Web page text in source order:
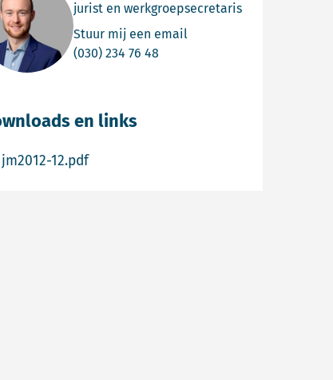
jurist en werkgroepsecretaris
Stuur mij een email
(030) 234 76 48
en links
jm2012-12.pdfbestand jm2012-12.pdf